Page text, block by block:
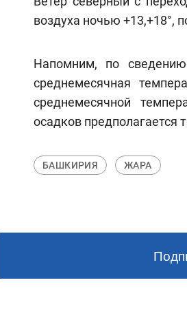
воздуха ночью +13,+18°,
Напомним, по
среднемесячная
среднемесячной
осадков
БАШКИРИЯ ЖАРА